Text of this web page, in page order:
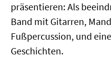
präsentieren: Als
Band mit Gitarren,
Fußpercussion, und
Geschichten.